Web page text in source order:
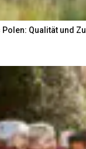
Qualität und